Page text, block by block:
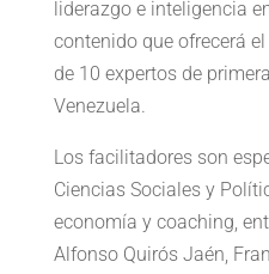
liderazgo e inteligencia
contenido que ofrecerá
de 10 expertos de
Venezuela.
Los facilitadores son
Ciencias Sociales y
economía y coaching,
Alfonso Quirós Jaén,